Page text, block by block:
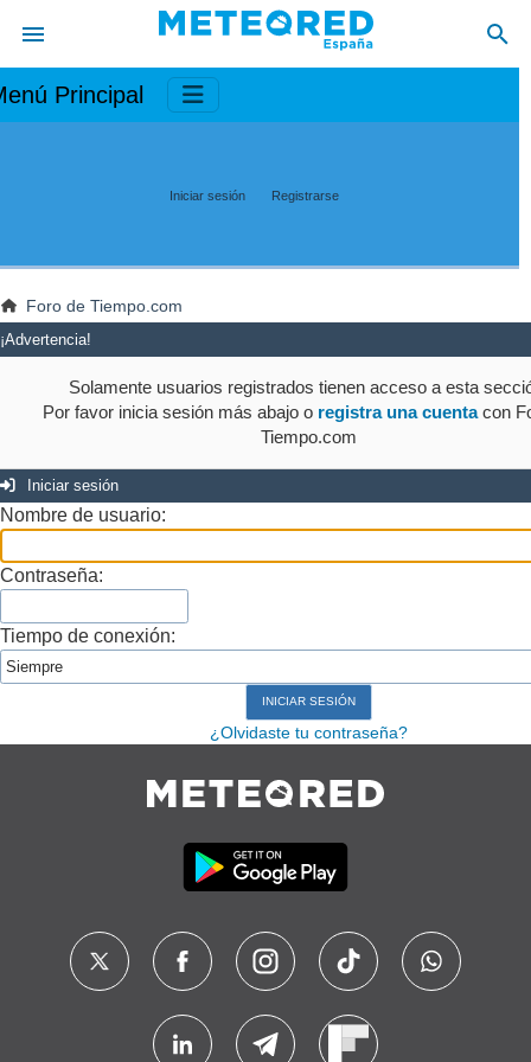
Principal
Iniciar sesión Registrarse
Foro de Tiempo.com
¡Advertencia!
Solamente usuarios registrados tienen acceso a esta
Por favor inicia sesión más abajo o registra una cuentacon
Tiempo.com
Iniciar sesión
Nombre de usuario:
Contraseña:
Tiempo de conexión:
¿Olvidaste tu contraseña?